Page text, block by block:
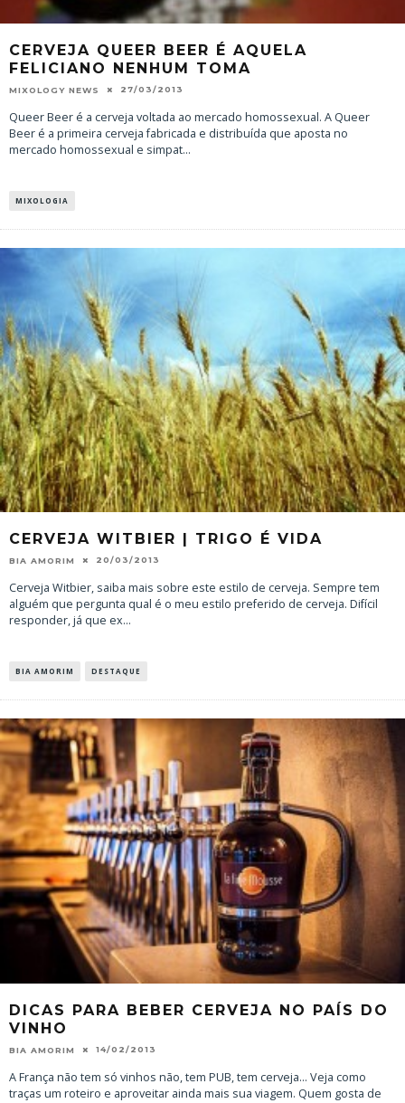
CERVEJA QUEER BEER É AQUELA
FELICIANO NENHUM TOMA
MIXOLOGY NEWS 27/03/2013
Queer Beer é a cerveja voltada ao mercado homossexual. A Queer
Beer é a primeira cerveja fabricada e distribuída que aposta no
mercado homossexual e simpat...
MIXOLOGIA
CERVEJA WITBIER | TRIGO É VIDA
BIA AMORIM 20/03/2013
Cerveja Witbier, saiba mais sobre este estilo de cerveja. Sempre tem
alguém que pergunta qual é o meu estilo preferido de cerveja. Difícil
responder, já que ex...
BIA AMORIM DESTAQUE
DICAS PARA BEBER CERVEJA NO PAÍS DO
VINHO
BIA AMORIM 14/02/2013
A França não tem só vinhos não, tem PUB, tem cerveja... Veja como
traças um roteiro e aproveitar ainda mais sua viagem. Quem gosta de